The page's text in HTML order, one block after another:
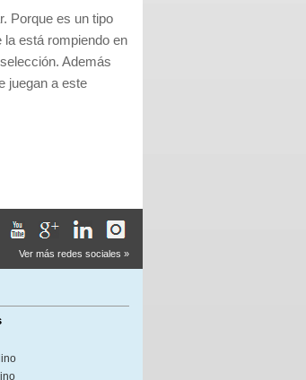
Porque es un tipo
la está rompiendo en
Además
juegan a este
Ver más redes sociales »